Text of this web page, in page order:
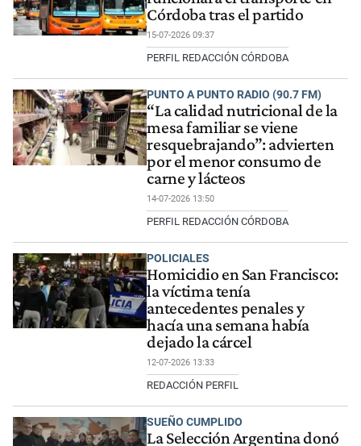
Córdoba tras el partido
15-07-2026 09:37
PERFIL REDACCIÓN CÓRDOBA
PUNTO A PUNTO RADIO (90.7 FM)
“La calidad nutricional de la
mesa familiar se viene
resquebrajando”: advierten
por el menor consumo de
carne y lácteos
14-07-2026 13:50
PERFIL REDACCIÓN CÓRDOBA
POLICIALES
Homicidio en San Francisco:
la víctima tenía
antecedentes penales y
hacía una semana había
dejado la cárcel
12-07-2026 13:33
REDACCIÓN PERFIL
SUEÑO CUMPLIDO
La Selección Argentina donó